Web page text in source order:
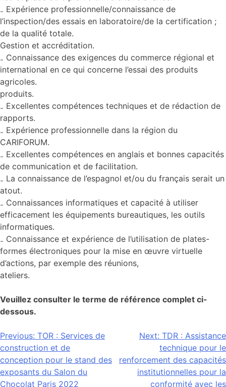
₋ Expérience professionnelle/connaissance de
l’inspection/des essais en laboratoire/de la certification ;
de la qualité totale.
Gestion et accréditation.
₋ Connaissance des exigences du commerce régional et
international en ce qui concerne l’essai des produits
agricoles.
produits.
₋ Excellentes compétences techniques et de rédaction de
rapports.
₋ Expérience professionnelle dans la région du
CARIFORUM.
₋ Excellentes compétences en anglais et bonnes capacités
de communication et de facilitation.
₋ La connaissance de l’espagnol et/ou du français serait un
atout.
₋ Connaissances informatiques et capacité à utiliser
efficacement les équipements bureautiques, les outils
informatiques.
₋ Connaissance et expérience de l’utilisation de plates-
formes électroniques pour la mise en œuvre virtuelle
d’actions, par exemple des réunions,
ateliers.
Veuillez consulter le terme de référence complet ci-
dessous.
Navigation
de
l’article
Previous: TOR : Services de
construction et de
conception pour le stand des
exposants du Salon du
Chocolat Paris 2022
Next: TDR : Assistance
technique pour le
renforcement des capacités
institutionnelles pour la
conformité avec les